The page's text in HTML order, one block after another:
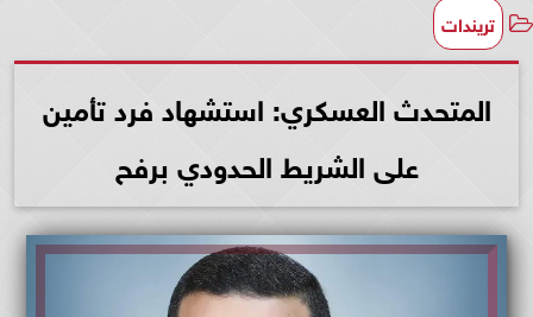
تريندات
المتحدث العسكري: استشهاد فرد تأمين
على الشريط الحدودي برفح